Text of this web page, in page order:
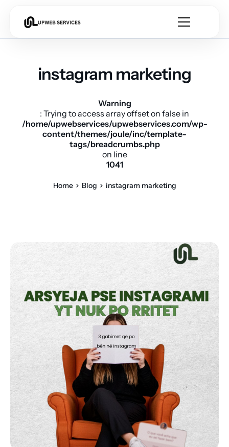
instagram marketing
Warning
: Trying to access array offset on false in
/home/upwebservices/upwebservices.com/wp-
content/themes/joule/inc/template-
tags/breadcrumbs.php
on line
1041
Home Blog instagram marketing